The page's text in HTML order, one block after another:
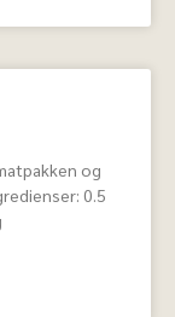
og
0.5